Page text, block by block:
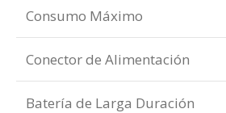
Consumo Máximo
Conector de Alimentación
Batería de Larga Duración